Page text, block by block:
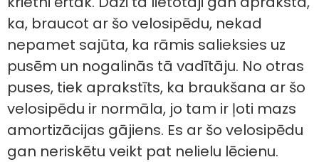
ka, braucot ar šo velosipēdu, nekad
nepamet sajūta, ka rāmis salieksies uz
pusēm un nogalinās tā vadītāju. No otras
puses, tiek aprakstīts, ka braukšana ar šo
velosipēdu ir normāla, jo tam ir ļoti mazs
amortizācijas gājiens. Es ar šo velosipēdu
gan neriskētu veikt pat nelielu lēcienu.